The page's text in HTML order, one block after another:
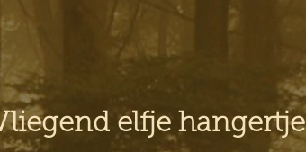
elfje hangertje